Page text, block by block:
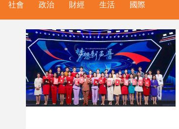
社會 政治 財經 生活 國際